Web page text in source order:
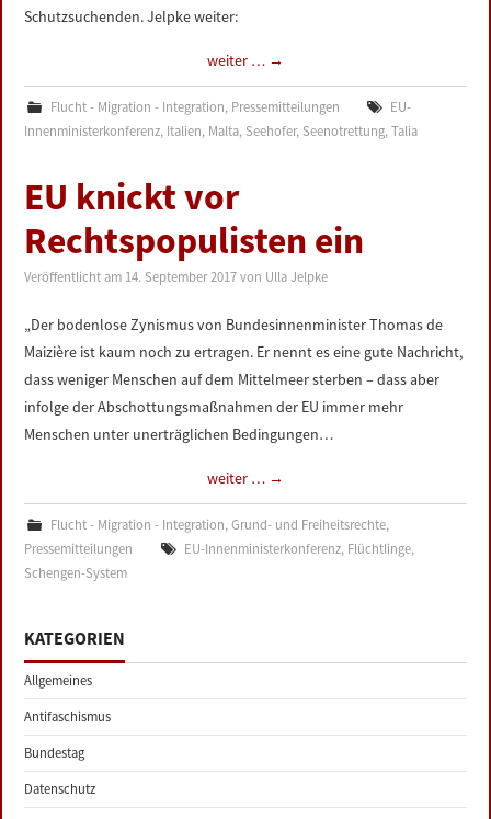
Schutzsuchenden. Jelpke weiter:
weiter … →
Flucht - Migration - Integration, Pressemitteilungen
EU-
Innenministerkonferenz, Italien, Malta, Seehofer, Seenotrettung,Talia
EU knickt vor
Rechtspopulisten ein
Veröffentlicht am 14. September 2017 von Ulla Jelpke
„Der bodenlose Zynismus von Bundesinnenminister Thomas de
Maizière ist kaum noch zu ertragen. Er nennt es eine gute Nachricht,
dass weniger Menschen auf dem Mittelmeer sterben – dass aber
infolge der Abschottungsmaßnahmen der EU immer mehr
Menschen unter unerträglichen Bedingungen…
weiter … →
Flucht - Migration - Integration, Grund- und Freiheitsrechte,
Pressemitteilungen
EU-Innenministerkonferenz, Flüchtlinge,
Schengen-System
KATEGORIEN
Allgemeines
Antifaschismus
Bundestag
Datenschutz